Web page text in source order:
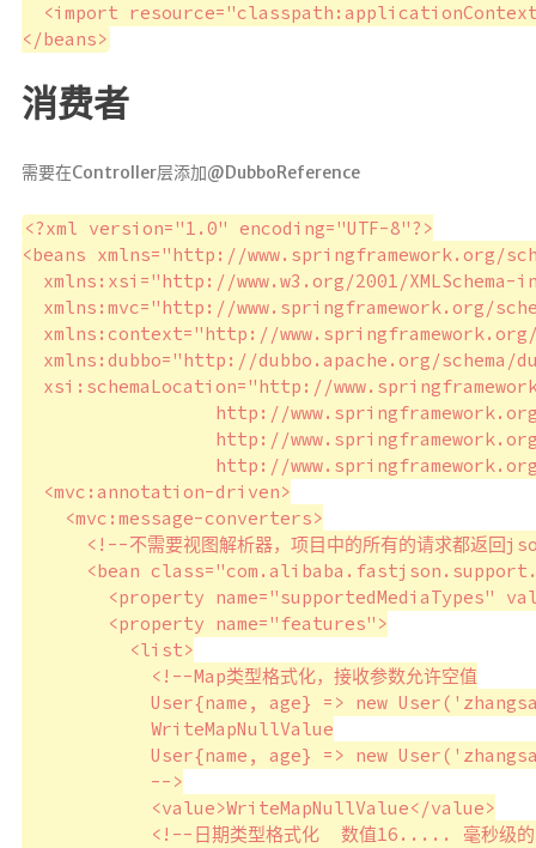
<import
消费者
需要在Controller层添加@DubboReference
<?xml version="1.0" encoding="UTF-8"?>
<beans xmlns="http://www.springframework.org/
xmlns:xsi="http://www.w3.org/2001/XMLSchema-
xmlns:mvc="http://www.springframework.org/
xmlns:context="http://
xmlns:dubbo="http://dubbo.apache.org/schema/
xsi:schemaLocation="http://
http://
http://
http://
  <mvc:annotation-driven>
    <mvc:message-converters>
<!--不需要视图解析器，项目中的所有的请求都返回
<bean
<property name="supportedMediaTypes"
        <property name="features">
          <list>
            <!--Map类型格式化，接收参数允许空值
User{name, age} => new
            WriteMapNullValue
User{name, age} => new
            -->
            <value>WriteMapNullValue</value>
<!--日期类型格式化  数值16..... 毫秒级的